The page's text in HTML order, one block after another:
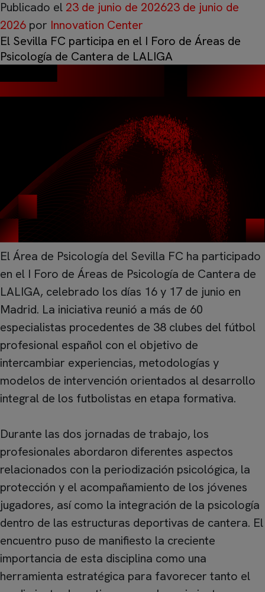
Publicado el 23 de junio de 202623 de junio de
2026 por Innovation Center
El Sevilla FC participa en el I Foro de Áreas de
Psicología de Cantera de LALIGA
El Área de Psicología del Sevilla FC ha participado
en el I Foro de Áreas de Psicología de Cantera de
LALIGA, celebrado los días 16 y 17 de junio en
Madrid. La iniciativa reunió a más de 60
especialistas procedentes de 38 clubes del fútbol
profesional español con el objetivo de
intercambiar experiencias, metodologías y
modelos de intervención orientados al desarrollo
integral de los futbolistas en etapa formativa.
Durante las dos jornadas de trabajo, los
profesionales abordaron diferentes aspectos
relacionados con la periodización psicológica, la
protección y el acompañamiento de los jóvenes
jugadores, así como la integración de la psicología
dentro de las estructuras deportivas de cantera. El
encuentro puso de manifiesto la creciente
importancia de esta disciplina como una
herramienta estratégica para favorecer tanto el